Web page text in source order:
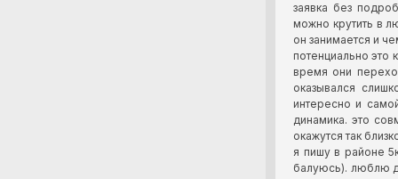
заявка без
можно крутить в
он занимается и
потенциально это
время они
оказывался
интересно и
динамика. это
окажутся так
я пишу в районе
балуюсь). люблю